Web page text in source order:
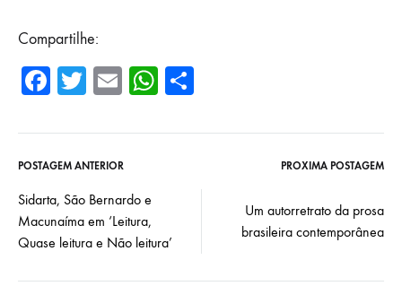
Compartilhe:
Fa
b
o
ok
T
tte
r
E
ail
W
ts e
Post
navigation
POSTAGEM ANTERIOR PRÓXIMA POSTAGEM
Sidarta, São Bernardo e
Macunaíma em ‘Leitura,
Quase leitura e Não leitura’
Um autorretrato da prosa
brasileira contemporânea